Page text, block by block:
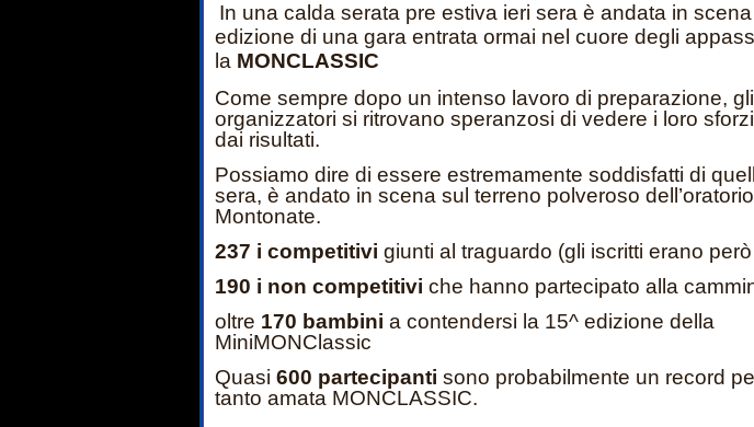
In una calda serata pre estiva ieri sera è andata in
edizione di una gara entrata ormai nel cuore degli
la MONCLASSIC
Come sempre dopo un intenso lavoro di preparazione, gli
organizzatori si ritrovano speranzosi di vedere i loro
dai risultati.
Possiamo dire di essere estremamente soddisfatti di
sera, è andato in scena sul terreno polveroso
Montonate.
237 i competitivi giunti al traguardo (gli iscritti erano
190 i non competitivi che hanno partecipato alla
oltre 170 bambini a contendersi la 15^ edizione della
MiniMONClassic
Quasi 600 partecipanti sono probabilmente un record
tanto amata MONCLASSIC.